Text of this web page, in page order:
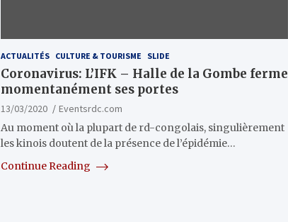
ACTUALITÉS CULTURE & TOURISME SLIDE
Coronavirus: L’IFK – Halle de la Gombe ferme
momentanément ses portes
13/03/2020
Eventsrdc.com
Au moment où la plupart de rd-congolais, singulièrement
les kinois doutent de la présence de l’épidémie…
Continue Reading